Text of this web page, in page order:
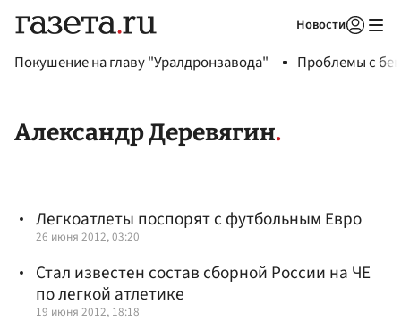
Новости
Покушение на главу "Уралдронзавода" Проблемы с
Александр Деревягин
Легкоатлеты поспорят с футбольным Евро
26 июня 2012, 03:20
Стал известен состав сборной России на ЧЕ
по легкой атлетике
19 июня 2012, 18:18